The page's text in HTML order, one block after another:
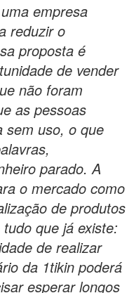
empresa
reduzir o
proposta é
de vender
não foram
as pessoas
sem uso, o que
parado. A
o mercado como
de produtos
que já existe:
de realizar
da 1tikin poderá
esperar longos